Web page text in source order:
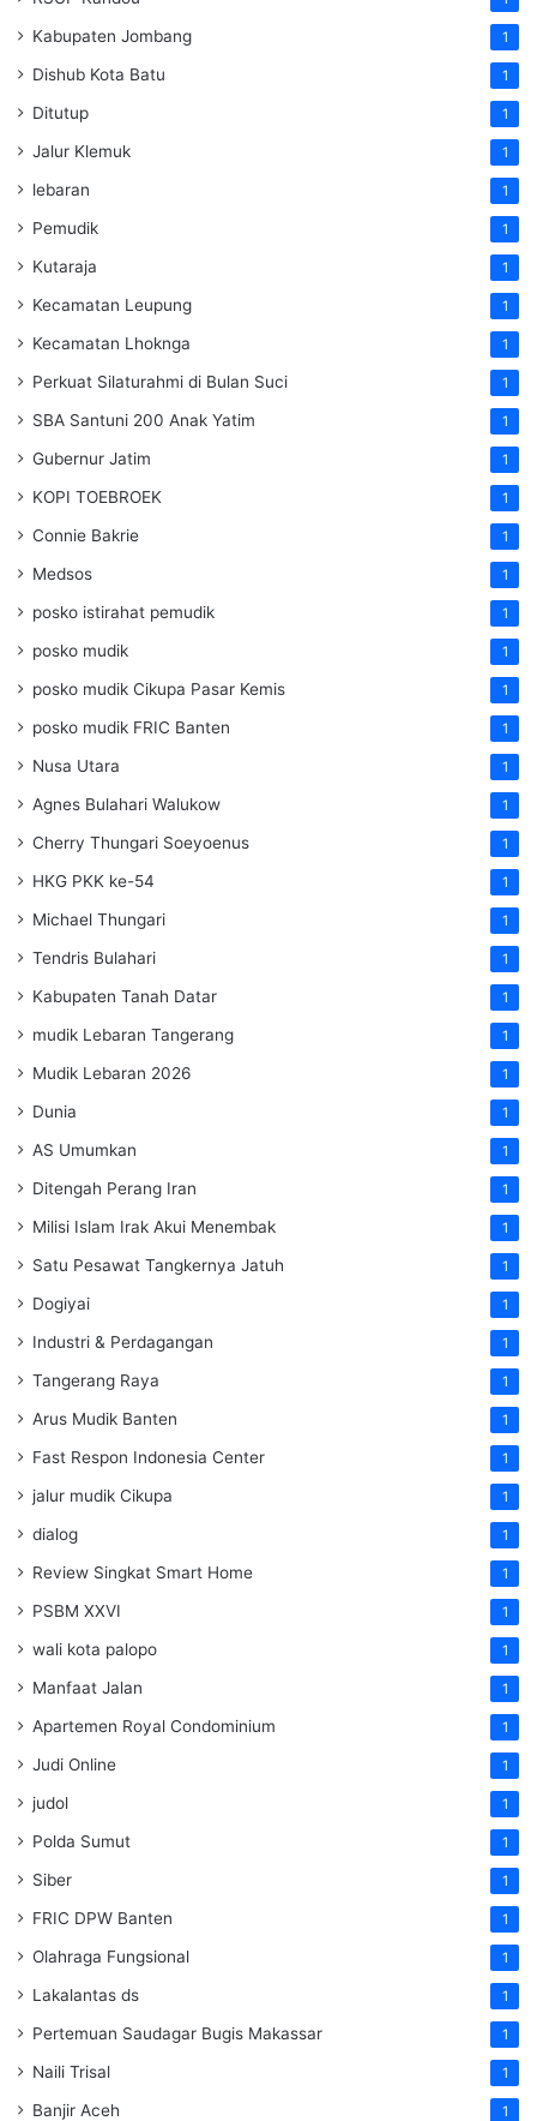
Kabupaten Jombang 1
Dishub Kota Batu 1
Ditutup 1
Jalur Klemuk 1
lebaran 1
Pemudik 1
Kutaraja 1
Kecamatan Leupung 1
Kecamatan Lhoknga 1
Perkuat Silaturahmi di Bulan Suci 1
SBA Santuni 200 Anak Yatim 1
Gubernur Jatim 1
KOPI TOEBROEK 1
Connie Bakrie 1
Medsos 1
posko istirahat pemudik 1
posko mudik 1
posko mudik Cikupa Pasar Kemis 1
posko mudik FRIC Banten 1
Nusa Utara 1
Agnes Bulahari Walukow 1
Cherry Thungari Soeyoenus 1
HKG PKK ke-54 1
Michael Thungari 1
Tendris Bulahari 1
Kabupaten Tanah Datar 1
mudik Lebaran Tangerang 1
Mudik Lebaran 2026 1
Dunia 1
AS Umumkan 1
Ditengah Perang Iran 1
Milisi Islam Irak Akui Menembak 1
Satu Pesawat Tangkernya Jatuh 1
Dogiyai 1
Industri & Perdagangan 1
Tangerang Raya 1
Arus Mudik Banten 1
Fast Respon Indonesia Center 1
jalur mudik Cikupa 1
dialog 1
Review Singkat Smart Home 1
PSBM XXVI 1
wali kota palopo 1
Manfaat Jalan 1
Apartemen Royal Condominium 1
Judi Online 1
judol 1
Polda Sumut 1
Siber 1
FRIC DPW Banten 1
Olahraga Fungsional 1
Lakalantas ds 1
Pertemuan Saudagar Bugis Makassar 1
Naili Trisal 1
Banjir Aceh 1